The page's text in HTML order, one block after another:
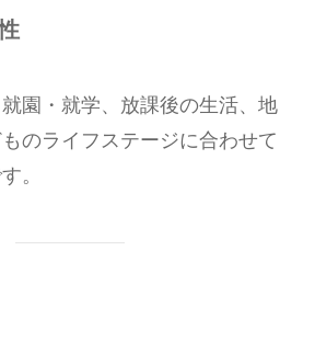
園・就学、放課後の生活、地
のライフステージに合わせて
。